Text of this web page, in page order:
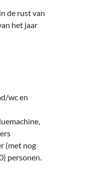
de rust van
het jaar
wc en
(met nog
personen.